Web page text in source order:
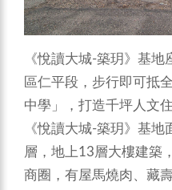
《悅讀大城-築玥》基
區仁平段，步行即可抵
中學」，打造千坪人文
《悅讀大城-築玥》基
層，地上13層大樓建築
商圈，有屋馬燒肉、藏